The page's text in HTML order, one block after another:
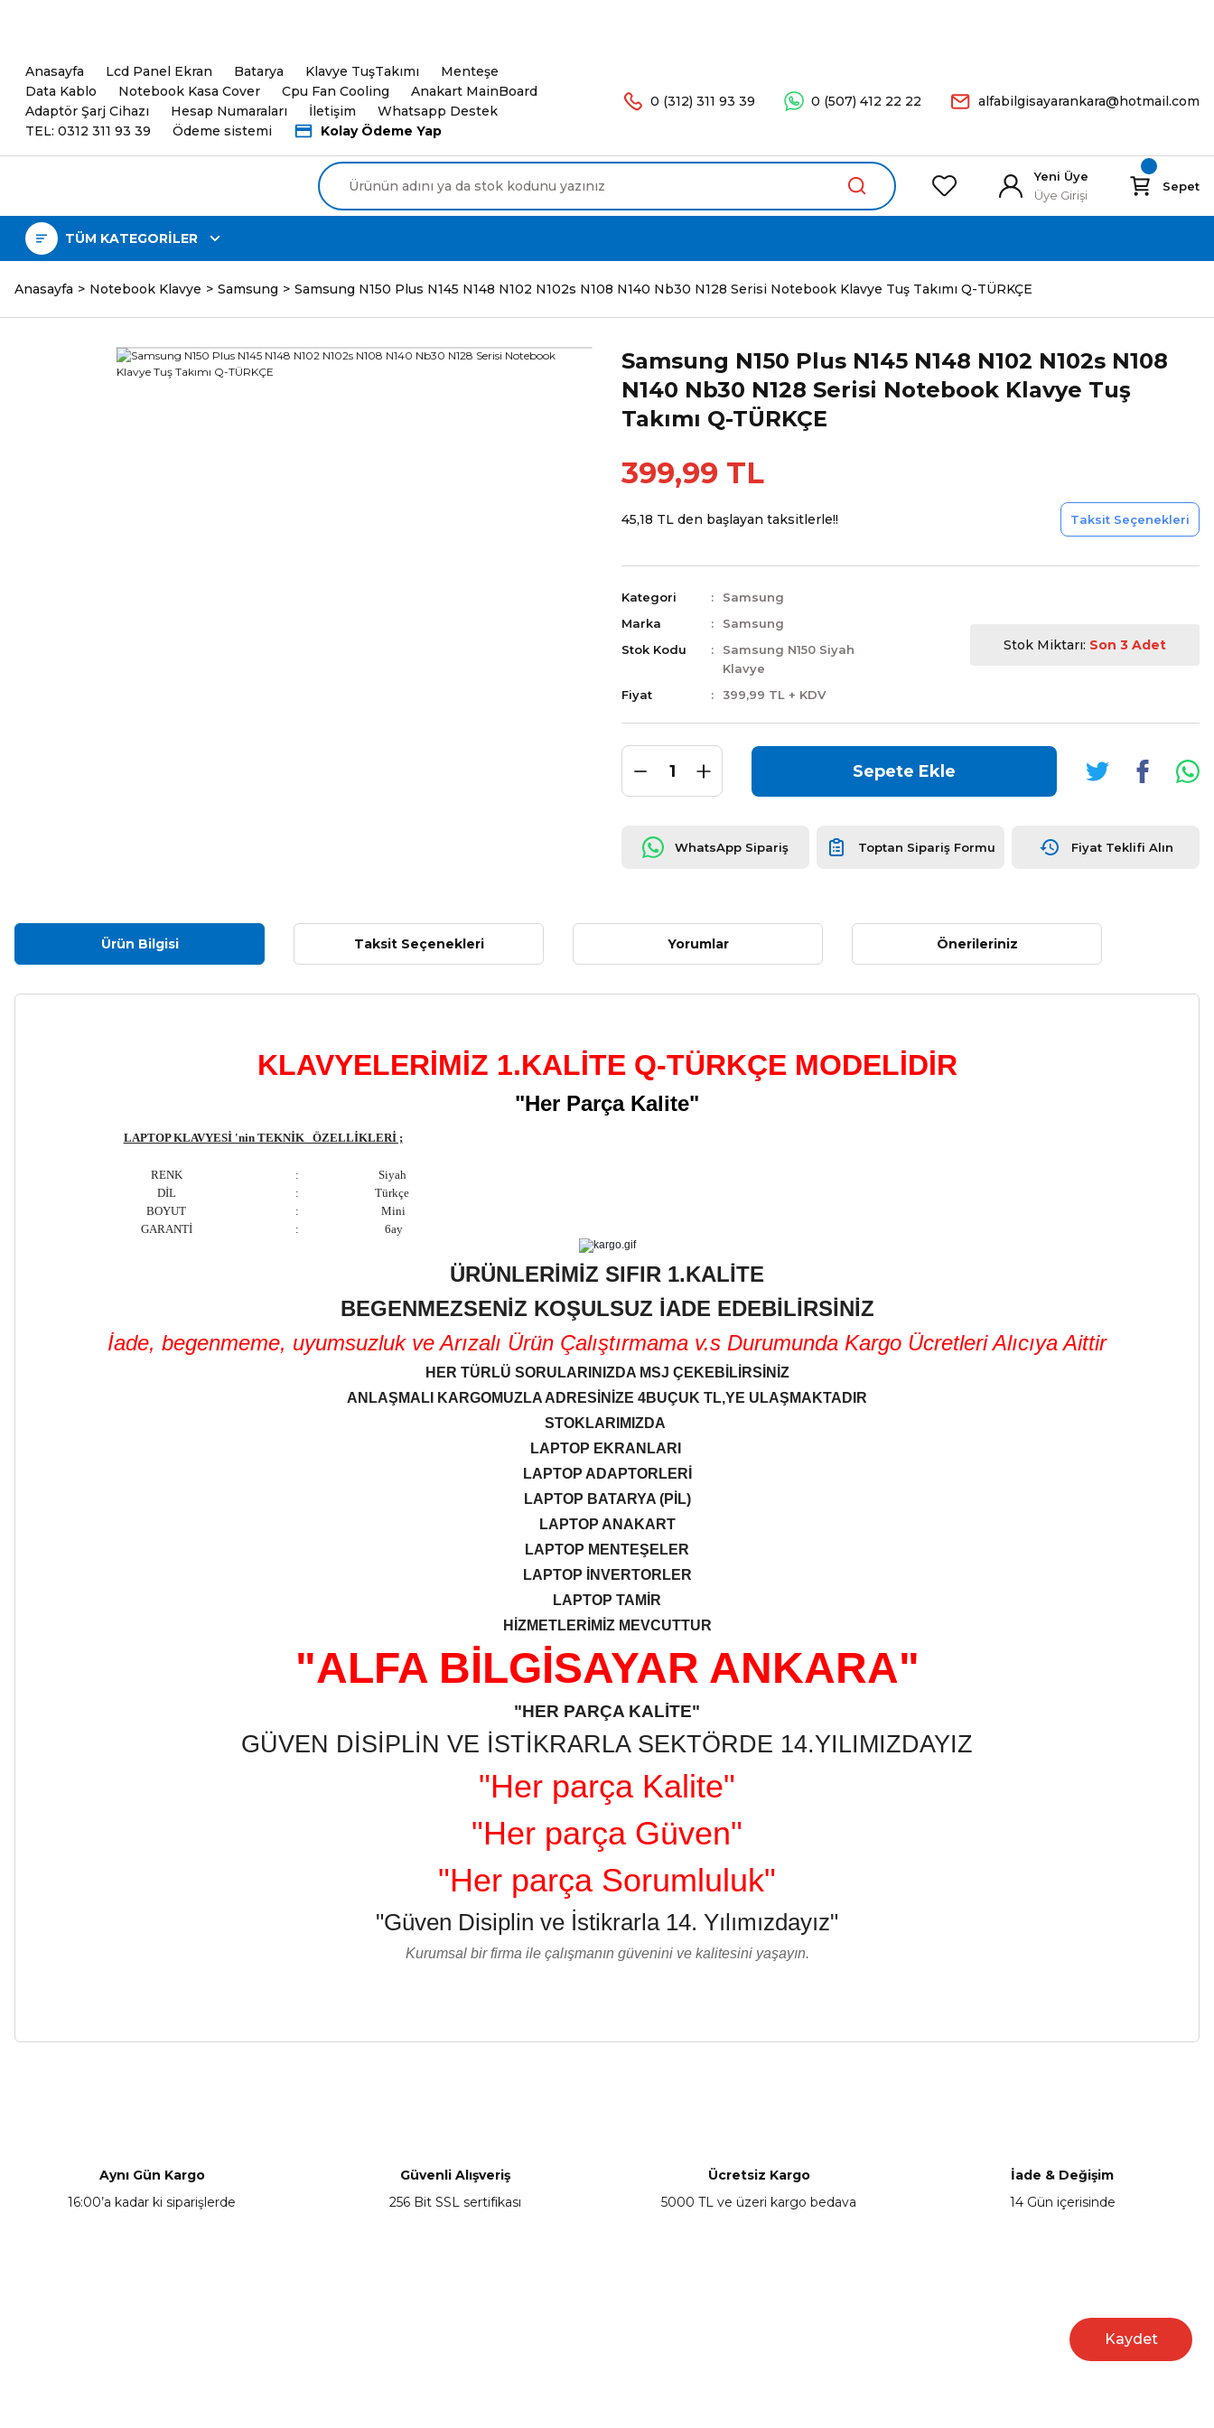
Anasayfa Lcd Panel Ekran Batarya Klavye TuşTakımı
Menteşe
Data Kablo
Notebook Kasa Cover Cpu Fan Cooling
Anakart MainBoard
Adaptör Şarj Cihazı
Hesap Numaraları İletişim
Whatsapp Destek
TEL: 0312 311 93 39
Ödeme sistemi Kolay Ödeme Yap
0 (312) 311 93 39 0 (507) 412 22 22 alfabilgisayarankara@hotmail.com
Yeni Üye
Üye Girişi
Sepet
TÜM KATEGORİLER
Anasayfa Notebook Klavye Samsung Samsung N150 Plus N145 N148 N102 N102s N108 N140 Nb30 N128 Serisi Notebook Klavye Tuş Takımı Q-TÜRKÇE
Samsung N150 Plus N145 N148 N102 N102s N108
N140 Nb30 N128 Serisi Notebook Klavye Tuş
Takımı Q-TÜRKÇE
399,99 TL
45,18 TL den başlayan taksitlerle!! Taksit Seçenekleri
Kategori
Samsung
Marka
Samsung
Stok Kodu
Samsung N150 Siyah
Klavye
Fiyat
399,99 TL + KDV
Stok Miktarı: Son 3 Adet
Sepete Ekle
WhatsApp Sipariş Toptan Sipariş Formu Fiyat Teklifi Alın
Ürün Bilgisi Taksit Seçenekleri Yorumlar Önerileriniz
KLAVYELERİMİZ 1.KALİTE Q-TÜRKÇE MODELİDİR
"Her Parça Kalite"
LAPTOP KLAVYESİ 'nin TEKNİK ÖZELLİKLERİ ;
RENK :
Siyah
DİL
:
Türkçe
BOYUT
:
Mini
GARANTİ
: 6ay
ÜRÜNLERİMİZ SIFIR 1.KALİTE
BEGENMEZSENİZ KOŞULSUZ İADE EDEBİLİRSİNİZ
İade, begenmeme, uyumsuzluk ve Arızalı Ürün Çalıştırmama v.s Durumunda Kargo Ücretleri Alıcıya Aittir
HER TÜRLÜ SORULARINIZDA MSJ ÇEKEBİLİRSİNİZ
ANLAŞMALI KARGOMUZLA ADRESİNİZE 4BUÇUK TL,YE ULAŞMAKTADIR
STOKLARIMIZDA
LAPTOP EKRANLARI
LAPTOP ADAPTORLERİ
LAPTOP BATARYA (PİL)
LAPTOP ANAKART
LAPTOP MENTEŞELER
LAPTOP İNVERTORLER
LAPTOP TAMİR
HİZMETLERİMİZ MEVCUTTUR
"ALFA BİLGİSAYAR ANKARA"
"HER PARÇA KALİTE"
GÜVEN DİSİPLİN VE İSTİKRARLA SEKTÖRDE 14.YILIMIZDAYIZ
"Her parça Kalite"
"Her parça Güven"
"Her parça Sorumluluk"
"Güven Disiplin ve İstikrarla 14. Yılımızdayız"
Kurumsal bir firma ile çalışmanın güvenini ve kalitesini yaşayın.
Merhabalar fiyatta indirim yaparmısınız, Birde ürün stoklarınız da var mı?
Recep AVCI | 20/06/2020
Ürün açıklamasında eksik bilgiler bulunuyor.
Ürün bilgilerinde hatalar bulunuyor.
Aynı Gün Kargo
16:00’a kadar ki siparişlerde
Güvenli Alışveriş
256 Bit SSL sertifikası
Ücretsiz Kargo
5000 TL ve üzeri kargo bedava
İade & Değişim
14 Gün içerisinde
Kaydet